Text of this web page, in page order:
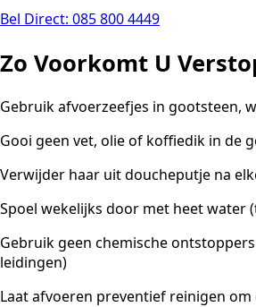
Bel Direct: 085 800 4449
Zo Voorkomt U
Gebruik afvoerzeefjes in gootsteen,
Gooi geen vet, olie of koffiedik in de
Verwijder haar uit doucheputje na
Spoel wekelijks door met heet water
Gebruik geen chemische
leidingen)
Laat afvoeren preventief reinigen om